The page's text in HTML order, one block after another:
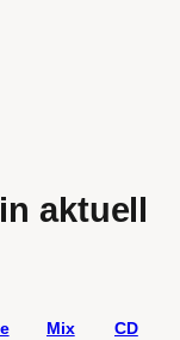
aktuell
Mix
CD